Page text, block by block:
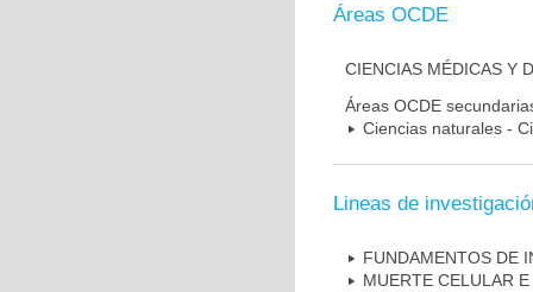
Áreas OCDE
CIENCIAS MÉDICAS Y
Áreas OCDE
Ciencias naturales -
Lineas de
FUNDAMENTOS DE
MUERTE CELULAR